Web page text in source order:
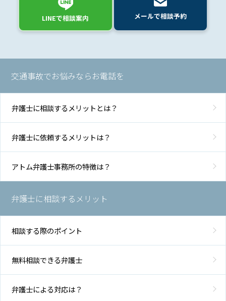
LINEで相談案内 メールで相談予約
交通事故でお悩みならお電話を
弁護士に相談するメリットとは？
弁護士に依頼するメリットは？
アトム弁護士事務所の特徴は？
弁護士に相談するメリット
相談する際のポイント
無料相談できる弁護士
弁護士による対応は？